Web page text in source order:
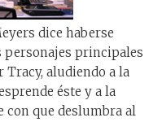
dice haberse
personajes principales
Tracy, aludiendo a la
éste y a la
con que deslumbra al